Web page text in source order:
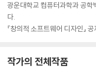
광운대학교 컴퓨터과학과 공
다.
『창의적 소프트웨어 디자인』
작가의 전체작품